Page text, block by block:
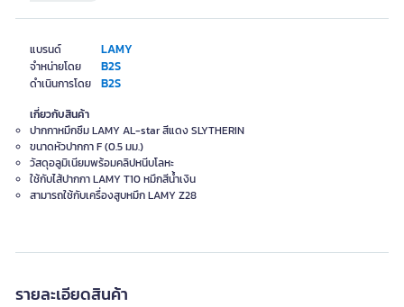
แบรนด์ LAMY
จำหน่ายโดย B2S
ดำเนินการโดย B2S
เกี่ยวกับสินค้า
ปากกาหมึกซึม LAMY AL-star สีแดง SLYTHERIN
ขนาดหัวปากกา F (0.5 มม.)
วัสดุอลูมิเนียมพร้อมคลิปหนีบโลหะ
ใช้กับไส้ปากกา LAMY T10 หมึกสีน้ำเงิน
สามารถใช้กับเครื่องสูบหมึก LAMY Z28
รายละเอียดสินค้า